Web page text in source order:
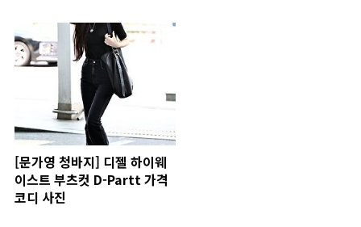
[문가영 청바지] 디젤 하이웨
이스트 부츠컷 D-Partt 가격
코디 사진